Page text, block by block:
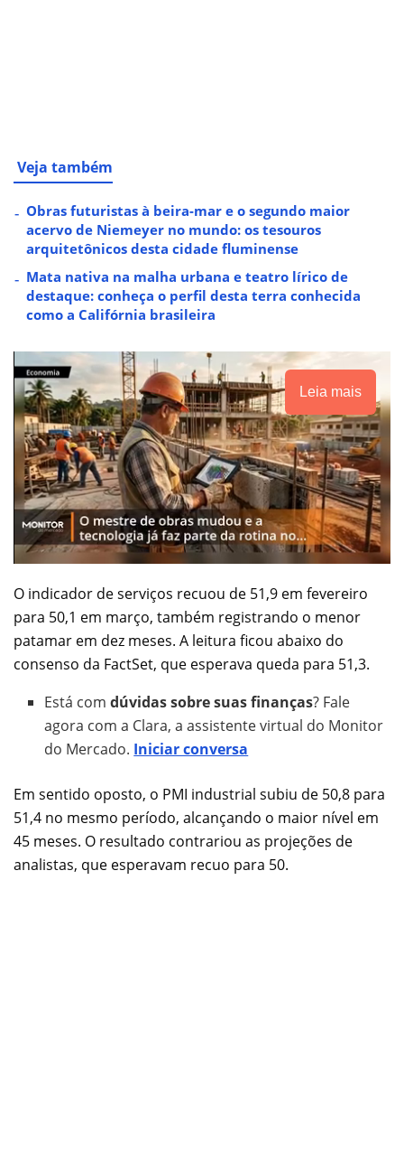
Veja também
Obras futuristas à beira-mar e o segundo maior
acervo de Niemeyer no mundo: os tesouros
arquitetônicos desta cidade fluminense
Mata nativa na malha urbana e teatro lírico de
destaque: conheça o perfil desta terra conhecida
como a Califórnia brasileira
Leia mais
O indicador de serviços recuou de 51,9 em fevereiro
para 50,1 em março, também registrando o menor
patamar em dez meses. A leitura ficou abaixo do
consenso da FactSet, que esperava queda para 51,3.
Está comdúvidas sobre suas finanças? Fale
agora com a Clara, a assistente virtual do Monitor
do Mercado. Iniciar conversa
Em sentido oposto, o PMI industrial subiu de 50,8 para
51,4 no mesmo período, alcançando o maior nível em
45 meses. O resultado contrariou as projeções de
analistas, que esperavam recuo para 50.